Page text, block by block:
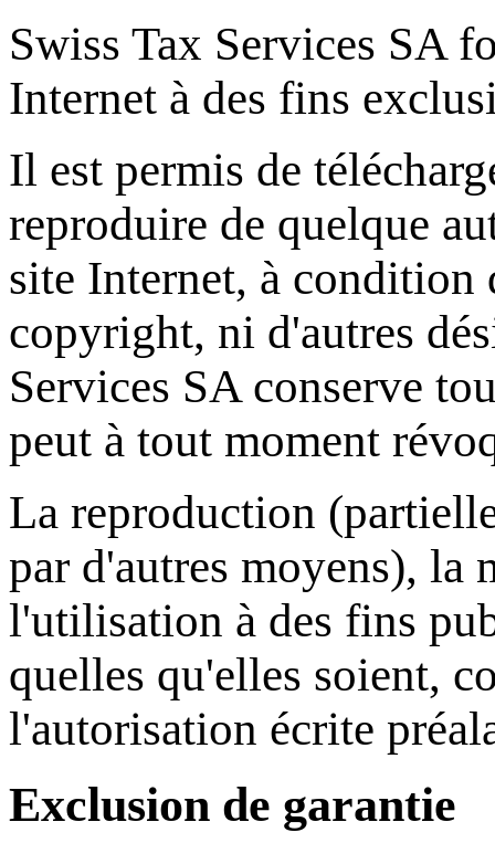
Swiss Tax Services SA
Internet à des fins
Il est permis de
reproduire de quelque
site Internet, à condition
copyright, ni d'autres
Services SAconserve
peut à tout moment
La reproduction
par d'autres moyens),
l'utilisation à des fins
quelles qu'elles soient,
l'autorisation écrite
Exclusion de garantie